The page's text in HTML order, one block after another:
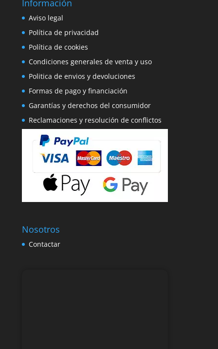
Información
Aviso legal
Política de privacidad
Política de cookies
Condiciones generales de venta y uso
Politica de envios y devoluciones
Formas de pago y financiación
Garantías y derechos del consumidor
Reclamaciones y resolución de conflictos
Nosotros
Contactar